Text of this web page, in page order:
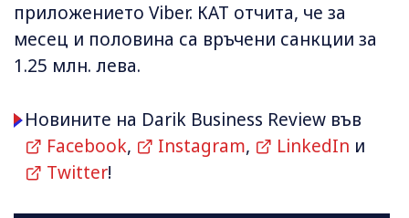
приложението Viber. КАТ отчита, че за
месец и половина са връчени санкции за
1.25 млн. лева.
Новините на Darik Business Review във
Facebook, Instagram, LinkedIn и
Twitter!